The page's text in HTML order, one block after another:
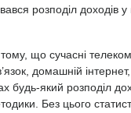
розподіл доходів
що сучасні
домашній
будь-який розподіл
Без цього